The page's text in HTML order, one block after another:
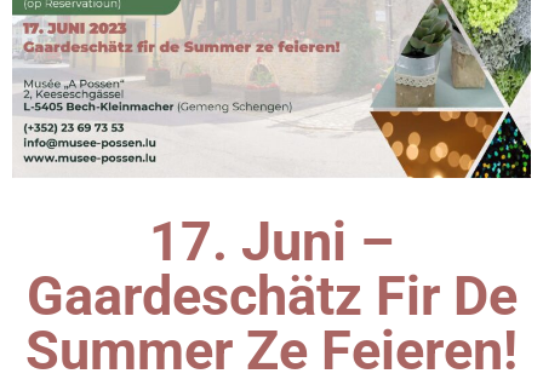
17. Juni –
Gaardeschätz Fir De
Summer Ze Feieren!